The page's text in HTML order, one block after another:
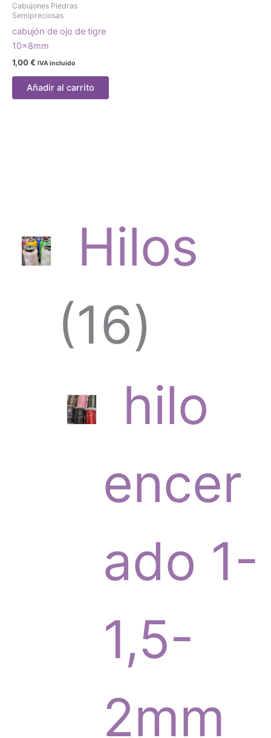
Hilos
161
6
p
r
o
d
hilo
encer
ado 1-
1,5-
2mm
Cabujones Piedras
Semipreciosas
cabujón de ojo de tigre
10x8mm
1,00€ IVA incluido
Añadir al carrito